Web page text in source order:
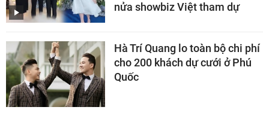
nửa showbiz Việt tham dự
Hà Trí Quang lo toàn bộ chi phí
cho 200 khách dự cưới ở Phú
Quốc